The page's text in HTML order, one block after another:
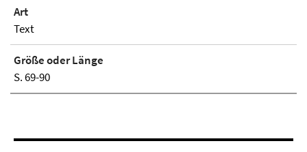
Art
Text
Größe oder Länge
S. 69-90